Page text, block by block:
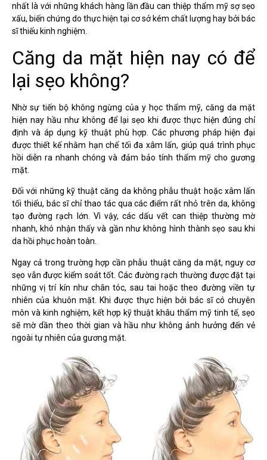
nhất là với những khách hàng lần đầu can thiệp thẩm mỹ sợ sẹo
xấu, biến chứng do thực hiện tại cơ sở kém chất lượng hay bởi bác
sĩ thiếu kinh nghiệm.
Căng da mặt hiện nay có để
lại sẹo không?
Nhờ sự tiến bộ không ngừng của y học thẩm mỹ, căng da mặt
hiện nay hầu như không để lại sẹo khi được thực hiện đúng chỉ
định và áp dụng kỹ thuật phù hợp. Các phương pháp hiện đại
được thiết kế nhằm hạn chế tối đa xâm lấn, giúp quá trình phục
hồi diễn ra nhanh chóng và đảm bảo tính thẩm mỹ cho gương
mặt.
Đối với những kỹ thuật căng da không phẫu thuật hoặc xâm lấn
tối thiểu, bác sĩ chỉ thao tác qua các điểm rất nhỏ trên da, không
tạo đường rạch lớn. Vì vậy, các dấu vết can thiệp thường mờ
nhanh, khó nhận thấy và gần như không hình thành sẹo sau khi
da hồi phục hoàn toàn.
Ngay cả trong trường hợp cần phẫu thuật căng da mặt, nguy cơ
sẹo vẫn được kiểm soát tốt. Các đường rạch thường được đặt tại
những vị trí kín như chân tóc, sau tai hoặc theo đường viền tự
nhiên của khuôn mặt. Khi được thực hiện bởi bác sĩ có chuyên
môn và kinh nghiệm, kết hợp kỹ thuật khâu thẩm mỹ tinh tế, sẹo
sẽ mờ dần theo thời gian và hầu như không ảnh hưởng đến vẻ
ngoài tự nhiên của gương mặt.